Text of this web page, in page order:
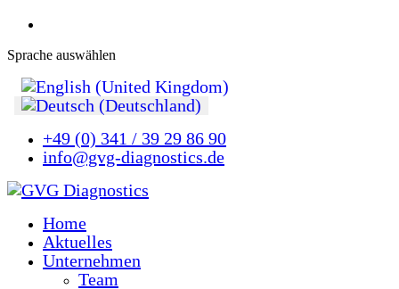
Sprache auswählen
+49 (0) 341 / 39 29 86 90
info@gvg-diagnostics.de
Home
Aktuelles
Unternehmen
Team